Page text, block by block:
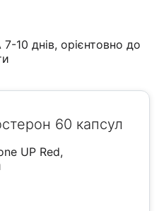
10 днів, орієнтовно до
60 капсул
UP Red,